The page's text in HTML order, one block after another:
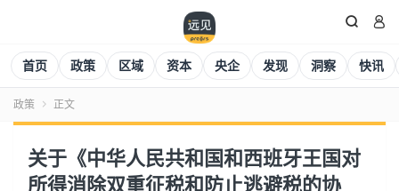
 
首页 政策 区域 资本 央企 发现 洞察 快讯
政策  正文
关于《中华人民共和国和西班牙王国对
所得消除双重征税和防止逃避税的协